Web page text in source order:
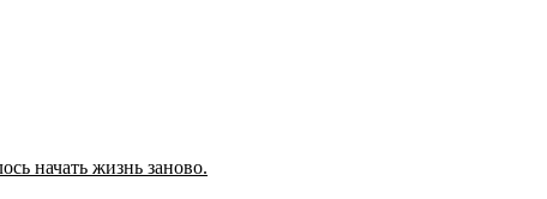
начать жизнь заново.